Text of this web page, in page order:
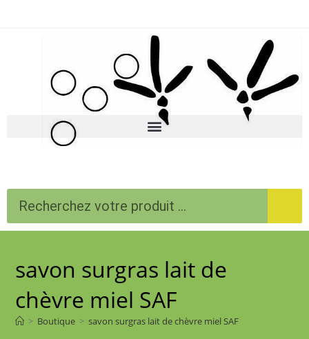
savon surgras lait de
chèvre miel SAF
> Boutique > savon surgras lait de chèvre miel SAF